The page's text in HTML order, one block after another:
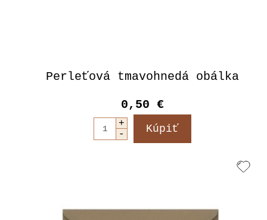
Perleťová tmavohnedá obálka
0,50 €